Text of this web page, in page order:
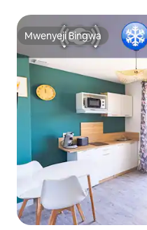
Mwenyeji Bingwa
Mwenyeji Bingwa